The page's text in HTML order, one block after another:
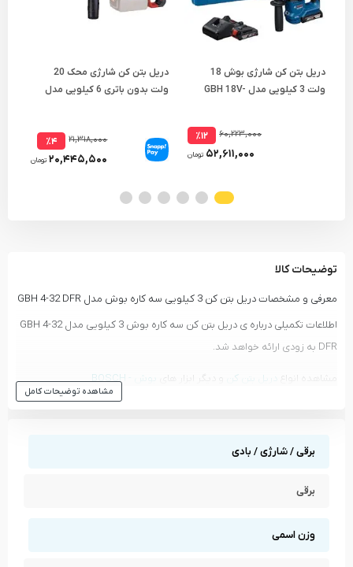
دریل بتن کن شارژی بوش 18
ولت 3 کیلویی مدل GBH 18V-
۶۰,۲۲۳,۰۰۰ ٪۱۲
۵۲,۶۱۱,۰۰۰ تومان
دریل بتن کن شارژی محک 20
ولت بدون باتری 6 کیلویی مدل
۲۱,۳۱۸,۰۰۰ ٪۴
۲۰,۴۴۵,۵۰۰ تومان
توضیحات کالا
معرفی و مشخصات دریل بتن کن 3 کیلویی سه کاره بوش مدل GBH 4-32 DFR
اطلاعات تکمیلی درباره ی دریل بتن کن سه کاره بوش 3 کیلویی مدل GBH 4-32
DFR به زودی ارائه خواهد شد.
مشاهده انواع دریل بتن کن و دیگر ابزار های
بوش - BOSCH
مشاهده توضیحات کامل
برقی / شارژی / بادی
برقی
وزن اسمی